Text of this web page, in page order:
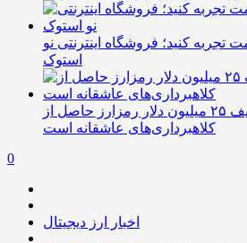
تجربه کنید؛ فروشگاه اینترنتی نو
استوک
آمریکا در پی توقیف ۲۵ میلیون دلار رمزارز حاصل از
کلاهبرداری‌های عاشقانه است
0
اخبار ارز دیجیتال